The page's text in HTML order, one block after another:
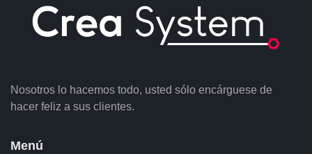
Nosotros lo hacemos todo, usted sólo encárguese de
hacer feliz a sus clientes.
Menú